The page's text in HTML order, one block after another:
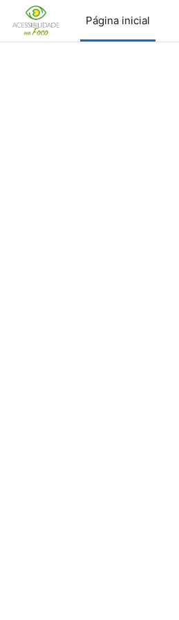
Ir para o conteúdo principal
Página inicial